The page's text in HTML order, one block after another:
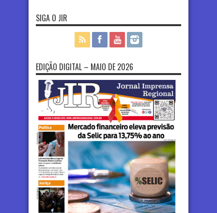
SIGA O JIR
EDIÇÃO DIGITAL – MAIO DE 2026